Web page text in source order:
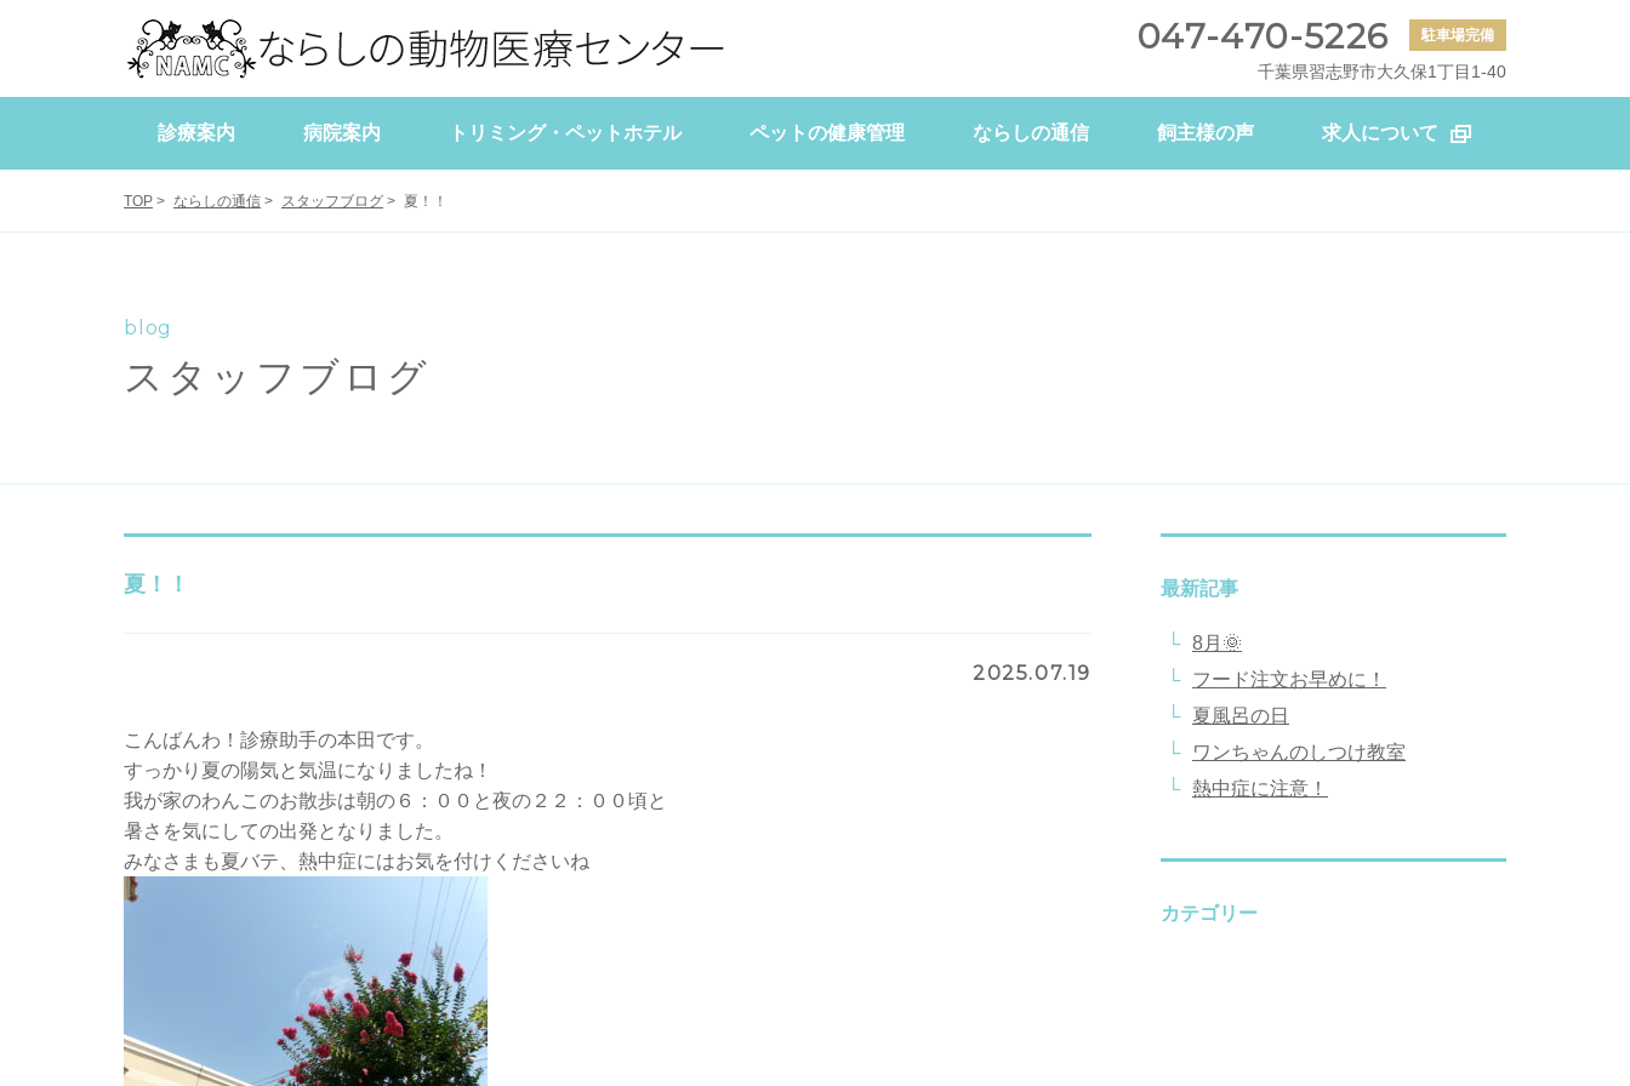
047-470-5226 駐車場完備
千葉県習志野市大久保1丁目1-40
診療案内
当院について スタッフ紹介 獣医師出勤表
病院案内 トリミング・ペットホテル
犬の健康管理 猫の健康管理
ペットの健康管理
症例報告 スタッフブログ 学会・研修報告
ならしの通信 飼主様の声 求人について
TOP > ならしの通信 > スタッフブログ > 夏！！
blog
スタッフブログ
夏！！
2025.07.19
こんばんわ！診療助手の本田です。
すっかり夏の陽気と気温になりましたね！
我が家のわんこのお散歩は朝の６：００と夜の２２：００頃と
暑さを気にしての出発となりました。
みなさまも夏バテ、熱中症にはお気を付けくださいね
最新記事
8月🌞
フード注文お早めに！
夏風呂の日
ワンちゃんのしつけ教室
熱中症に注意！
カテゴリー